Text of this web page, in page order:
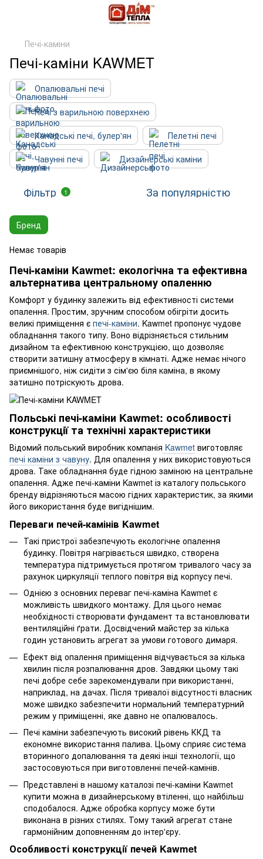
Печі-каміни
Печі-каміни KAWMET
Опалювальні печі
Печі з варильною поверхнею
Канадські печі, булер'ян
Пелетні печі
Чавунні печі
Дизайнерські каміни
Фільтр 1 За популярністю
Бренд
Немає товарів
Печі-каміни Kawmet: екологічна та ефективна
альтернатива центральному опаленню
Комфорт у будинку залежить від ефективності системи
опалення. Простим, зручним способом обігріти досить
великі приміщення є печі-каміни. Kawmet пропонує чудове
обладнання такого типу. Воно відрізняється стильним
дизайном та ефективною конструкцією, що дозволяє
створити затишну атмосферу в кімнаті. Адже немає нічого
приємнішого, ніж сидіти з сім'єю біля каміна, в якому
затишно потріскують дрова.
Польські печі-каміни Kawmet: особливості
конструкції та технічні характеристики
Відомий польський виробник компанія Kawmet виготовляє
печі каміни з чавуну. Для опалення у них використовуються
дрова. Таке обладнання буде гідною заміною на центральне
опалення. Адже печі-каміни Kawmet із каталогу польського
бренду відрізняються масою гідних характеристик, за якими
його використання буде вигіднішим.
Переваги печей-камінів Kawmet
Такі пристрої забезпечують екологічне опалення
будинку. Повітря нагрівається швидко, створена
температура підтримується протягом тривалого часу за
рахунок циркуляції теплого повітря від корпусу печі.
Однією з основних переваг печі-каміна Kawmet є
можливість швидкого монтажу. Для цього немає
необхідності створювати фундамент та встановлювати
вентиляційні ґрати. Досвідчений майстер за кілька
годин установить агрегат за умови готового димаря.
Ефект від опалення приміщення відчувається за кілька
хвилин після розпалювання дров. Завдяки цьому такі
печі добре себе зарекомендували при використанні,
наприклад, на дачах. Після тривалої відсутності власник
може швидко забезпечити нормальний температурний
режим у приміщенні, яке давно не опалювалось.
Печі каміни забезпечують високий рівень ККД та
економне використання палива. Цьому сприяє система
вторинного допалювання та деякі інші технології, що
застосовуються при виготовленні печей-камінів.
Представлені в нашому каталозі печі-каміни Kawmet
купити можна в дизайнерському втіленні, що найбільш
сподобалося. Адже обробка корпусу може бути
виконана в різних стилях. Тому такий агрегат стане
гармонійним доповненням до інтер'єру.
Особливості конструкції печей Kawmet